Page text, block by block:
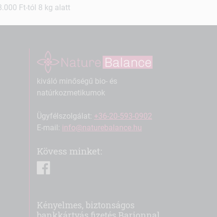
Ft-tól 8 kg alatt
kiváló minőségű bio- és
natúrkozmetikumok
Ügyfélszolgálat: +36-20-593-0902
E-mail: info@naturebalance.hu
Kövess minket:
Kényelmes, biztonságos